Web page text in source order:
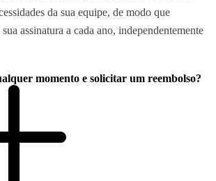
da sua equipe, de modo que
assinatura a cada ano, independentemente
momento e solicitar um reembolso?